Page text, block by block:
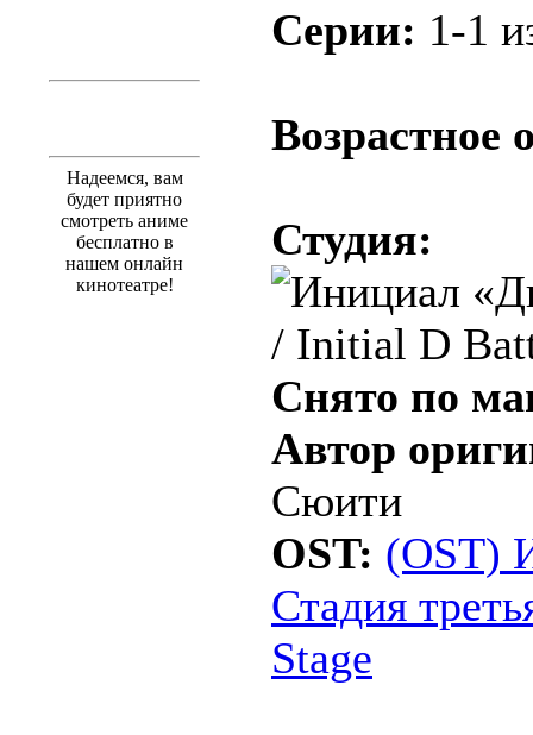
Надеемся, вам
будет приятно
смотреть аниме
бесплатно в
нашем онлайн
кинотеатре!
Серии: 1-1
Возрастное
Студия:
Снято по
Автор
Сюити
OST: (OST)
Стадия
Stage